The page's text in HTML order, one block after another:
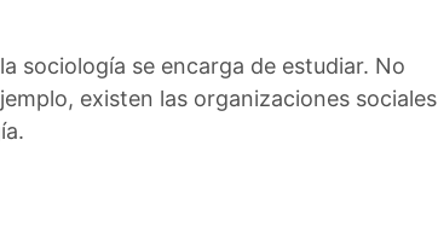
sociología se encarga de estudiar. No
existen las organizaciones sociales